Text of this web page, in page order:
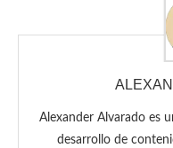
Alexander Alvarado es
desarrollo de